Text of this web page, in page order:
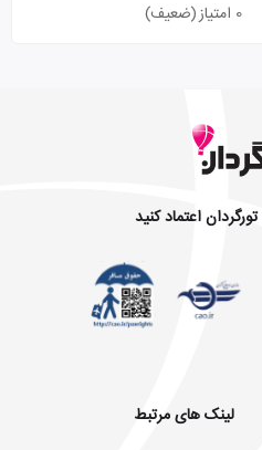
0 امتیاز (ضعیف)
اعتماد کنید
لینک های مرتبط